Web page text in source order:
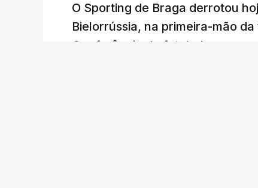
O Sporting de Braga derrotou
Bielorrússia, na primeira-mão
Conferência de futebol, com um